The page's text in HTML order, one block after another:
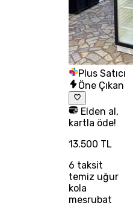
Plus Satıcı
Öne Çıkan
Elden al,
kartla öde!
13.500 TL
6 taksit
temiz uğur
kola
meşrubat